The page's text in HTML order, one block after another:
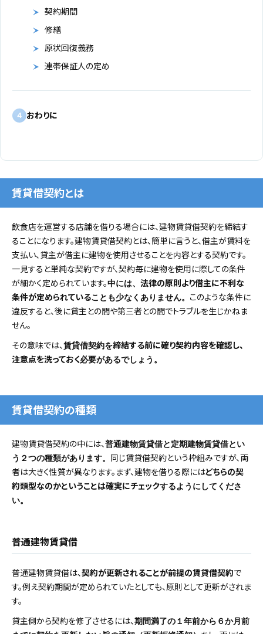
契約期間
修繕
原状回復義務
連帯保証人の定め
4 おわりに
賃貸借契約とは
飲食店を運営する店舗を借りる場合には、建物賃貸借契約を締結す
ることになります。建物賃貸借契約とは、簡単に言うと、借主が賃料を
支払い、貸主が借主に建物を使用させることを内容とする契約です。
一見すると単純な契約ですが、契約毎に建物を使用に際しての条件
が細かく定められています。中には、 法律の原則より借主に不利な
条件が定められていることも少なくありません。 このような条件に
違反すると、後に貸主との間や第三者との間でトラブルを生じかねま
せん。
その意味では、賃貸借契約を締結する前に確り契約内容を確認し、
注意点を洗っておく必要があるでしょう。
賃貸借契約の種類
建物賃貸借契約の中には、普通建物賃貸借と定期建物賃貸借とい
う２つの種類があります。 同じ賃貸借契約という枠組みですが、両
者は大きく性質が異なります。まず、建物を借りる際にはどちらの契
約類型なのかということは確実にチェックするようにしてくださ
い。
普通建物賃貸借
普通建物賃貸借は、契約が更新されることが前提の賃貸借契約で
す。例え契約期間が定められていたとしても、原則として更新がされま
す。
貸主側から契約を修了させるには、期間満了の１年前から６か月前